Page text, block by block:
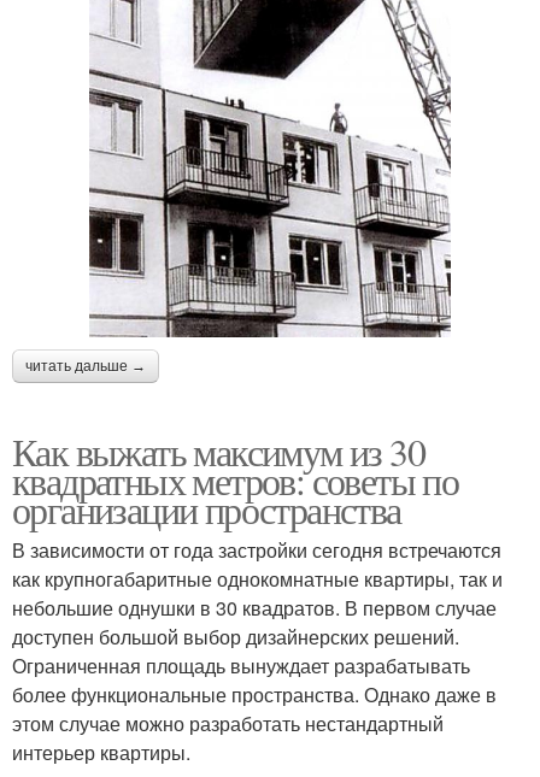
читать дальше →
Как выжать максимум из 30
квадратных метров: советы по
организации пространства
В зависимости от года застройки сегодня встречаются
как крупногабаритные однокомнатные квартиры, так и
небольшие однушки в 30 квадратов. В первом случае
доступен большой выбор дизайнерских решений.
Ограниченная площадь вынуждает разрабатывать
более функциональные пространства. Однако даже в
этом случае можно разработать нестандартный
интерьер квартиры.